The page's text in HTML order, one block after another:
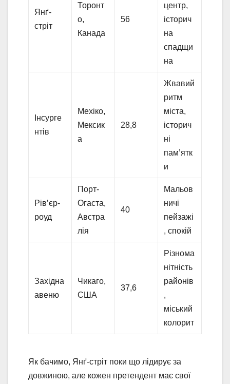
Янґ-
стріт
Торонт
о,
Канада
56
центр,
історич
на
спадщи
на
Інсурге
нтів
Мехіко,
Мексик
а
28,8
Жвавий
ритм
міста,
історич
ні
пам’ятк
и
Рів’єр-
роуд
Порт-
Огаста,
Австра
лія
40
Мальов
ничі
пейзажі
, спокій
Західна
авеню
Чикаго,
США
37,6
Різнома
нітність
районів
,
міський
колорит
Як бачимо, Янґ-стріт поки що лідирує за
довжиною, але кожен претендент має свої